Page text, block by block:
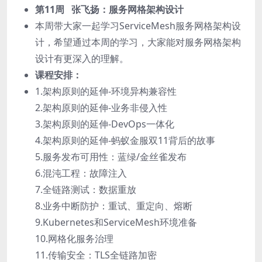
第11周 张飞扬：服务网格架构设计
本周带大家一起学习ServiceMesh服务网格架构设
计，希望通过本周的学习，大家能对服务网格架构
设计有更深入的理解。
课程安排：
1.架构原则的延伸-环境异构兼容性
2.架构原则的延伸-业务非侵入性
3.架构原则的延伸-DevOps一体化
4.架构原则的延伸-蚂蚁金服双11背后的故事
5.服务发布可用性：蓝绿/金丝雀发布
6.混沌工程：故障注入
7.全链路测试：数据重放
8.业务中断防护：重试、重定向、熔断
9.Kubernetes和ServiceMesh环境准备
10.网格化服务治理
11.传输安全：TLS全链路加密